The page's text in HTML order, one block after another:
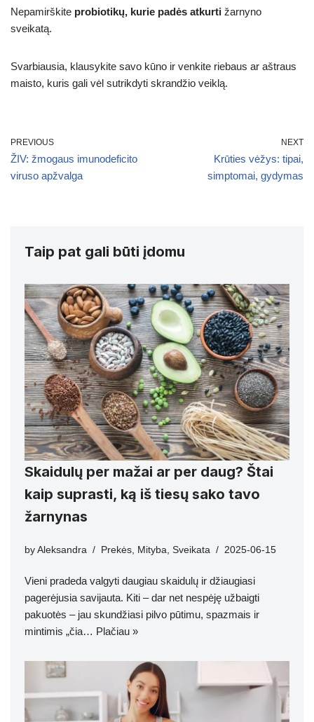
Nepamirškite probiotikų, kurie padės atkurti žarnyno
sveikatą.
Svarbiausia, klausykite savo kūno ir venkite riebaus ar aštraus
maisto, kuris gali vėl sutrikdyti skrandžio veiklą.
PREVIOUS
ŽIV: žmogaus imunodeficito
viruso apžvalga
NEXT
Krūties vėžys: tipai,
simptomai, gydymas
Taip pat gali būti įdomu
Skaidulų per mažai ar per daug? Štai
kaip suprasti, ką iš tiesų sako tavo
žarnynas
by Aleksandra Prekės, Mityba, Sveikata 2025-06-15
Vieni pradeda valgyti daugiau skaidulų ir džiaugiasi
pagerėjusia savijauta. Kiti – dar net nespėję užbaigti
pakuotės – jau skundžiasi pilvo pūtimu, spazmais ir
mintimis „čia… Plačiau »